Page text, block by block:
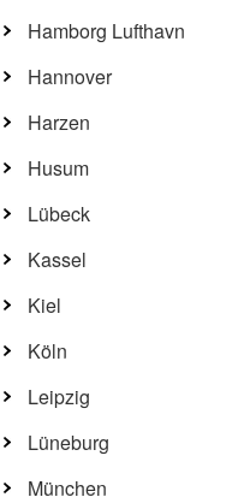
Hamborg Lufthavn
Hannover
Harzen
Husum
Lübeck
Kassel
Kiel
Köln
Leipzig
Lüneburg
München